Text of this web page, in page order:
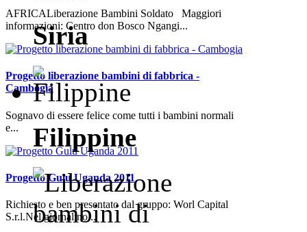
AFRICALiberazione Bambini Soldato Maggiori
informazioni: Centro don Bosco Ngangi...
Progetto liberazione bambini di fabbrica -
Cambogia
Sognavo di essere felice come tutti i bambini normali
e...
Progetto Gulu Uganda 2011
Richiesto e ben presentato dal gruppo: Worl Capital
S.r.l.Nel giornalino...
Siria
Filippine